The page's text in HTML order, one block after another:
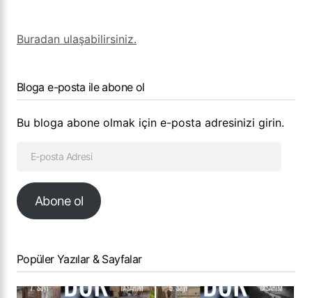
Buradan ulaşabilirsiniz.
Bloga e-posta ile abone ol
Bu bloga abone olmak için e-posta adresinizi girin.
Abone ol
Popüler Yazılar & Sayfalar